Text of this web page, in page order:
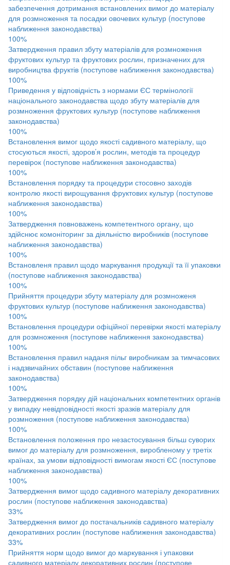
забезпечення дотримання встановлених вимог до матеріалу
для розмноження та посадки овочевих культур (поступове
наближення законодавства)
100%
Затвердження правил збуту матеріалів для розмноження
фруктових культур та фруктових рослин, призначених для
виробництва фруктів (поступове наближення законодавства)
100%
Приведення у відповідність з нормами ЄС термінології
національного законодавства щодо збуту матеріалів для
розмноження фруктових культур (поступове наближення
законодавства)
100%
Встановлення вимог щодо якості садивного матеріалу, що
стосуються якості, здоров’я рослин, методів та процедур
перевірок (поступове наближення законодавства)
100%
Встановлення порядку та процедури стосовно заходів
контролю якості вирощування фруктових культур (поступове
наближення законодавства)
100%
Затвердження повноважень компетентного органу, що
здійснює комоніторинг за діяльністю виробників (поступове
наближення законодавства)
100%
Встановленя правил щодо маркування продукції та її упаковки
(поступове наближення законодавства)
100%
Прийняття процедури збуту матеріалу для розмноженя
фруктових культур (поступове наближення законодавства)
100%
Встановлення процедури офіційної перевірки якості матеріалу
для розмноження (поступове наближення законодавства)
100%
Встановлення правил наданя пільг виробникам за тимчасових
і надзвичайних обставин (поступове наближення
законодавства)
100%
Затвердження порядку дій національних компетентних органів
у випадку невідповідності якості зразків матеріалу для
розмноження (поступове наближення законодавства)
100%
Встановлення положення про незастосування більш суворих
вимог до матеріалу для розмноження, виробленому у третіх
країнах, за умови відповідності вимогам якості ЄС (поступове
наближення законодавства)
100%
Затвердження вимог щодо садивного матеріалу декоративних
рослин (поступове наближення законодавства)
33%
Затвердження вимог до постачальників садивного матеріалу
декоративних рослин (поступове наближення законодавства)
33%
Прийняття норм щодо вимог до маркування і упаковки
садивного матеріалу декоративних рослин (поступове